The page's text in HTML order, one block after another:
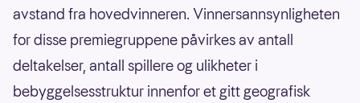
avstand fra hovedvinneren. Vinnersannsynligheten
for disse premiegruppene påvirkes av antall
deltakelser, antall spillere og ulikheter i
bebyggelsesstruktur innenfor et gitt geografisk